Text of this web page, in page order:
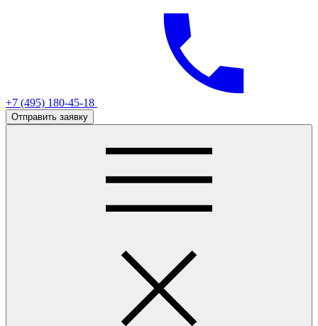
+7 (495) 180-45-18
Отправить заявку